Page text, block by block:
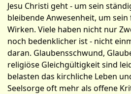
Jesu Christi geht - um sein
bleibende Anwesenheit, um
Wirken. Viele haben nicht nur
noch bedenklicher ist - nicht
daran. Glaubensschwund,
religiöse Gleich­gültigkeit sind
belasten das kirch­liche Leben
Seelsorge oft mehr als offene